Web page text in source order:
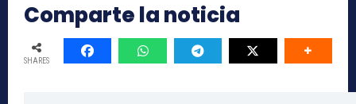
Comparte la noticia
SHARES